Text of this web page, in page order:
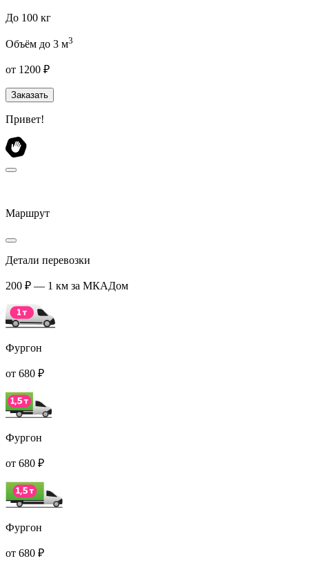
До 100 кг
Объём до 3 м3
от 1200 ₽
Заказать
Привет!
Маршрут
Детали перевозки
200 ₽ — 1 км за МКАДом
Фургон
от 680 ₽
Фургон
от 680 ₽
Фургон
от 680 ₽